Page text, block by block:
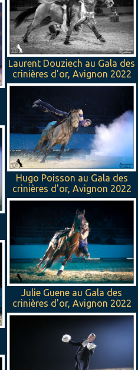
Laurent Douziech au Gala des
crinières d'or, Avignon 2022
Hugo Poisson au Gala des
crinières d'or, Avignon 2022
Julie Guene au Gala des
crinières d'or, Avignon 2022